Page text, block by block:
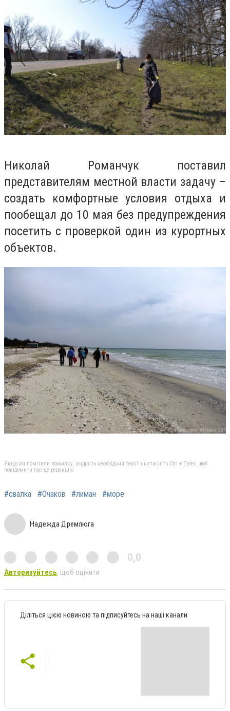
Николай Романчук поставил
представителям местной власти задачу –
создать комфортные условия отдыха и
пообещал до 10 мая без предупреждения
посетить с проверкой один из курортных
объектов.
Якщо ви помітили помилку, виділіть необхідний текст і натисніть Ctrl + Enter, щоб
повідомити про це редакцію
#свалка #Очаков #лиман #море
Надежда Дремлюга
0,0
Авторизуйтесь, щоб оцінити
Діліться цією новиною та підписуйтесь на наші канали